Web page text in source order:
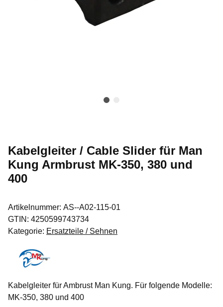
Kabelgleiter / Cable Slider für Man
Kung Armbrust MK-350, 380 und
400
Artikelnummer: AS--A02-115-01
GTIN: 4250599743734
Kategorie: Ersatzteile / Sehnen
Kabelgleiter für Ambrust Man Kung. Für folgende Modelle:
MK-350, 380 und 400